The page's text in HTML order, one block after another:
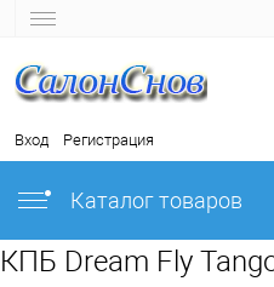
Вход Регистрация
Каталог товаров
КПБ Dream Fly